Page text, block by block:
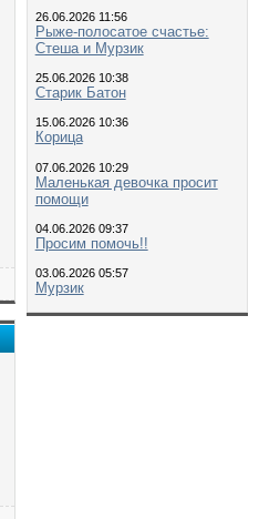
26.06.2026 11:56
Рыже-полосатое счастье:
Стеша и Мурзик
25.06.2026 10:38
Старик Батон
15.06.2026 10:36
Корица
07.06.2026 10:29
Маленькая девочка просит
помощи
04.06.2026 09:37
Просим помочь!!
03.06.2026 05:57
Мурзик